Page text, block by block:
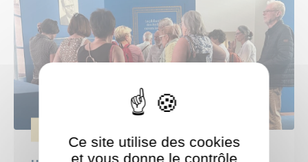
Ce site utilise des cookies
et vous donne le contrôle